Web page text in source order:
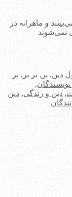
و ماهرانه در
نمی‌شوند
دین, بر , بر بر , بر
نویسندگان,
, دین و زندگی, دین